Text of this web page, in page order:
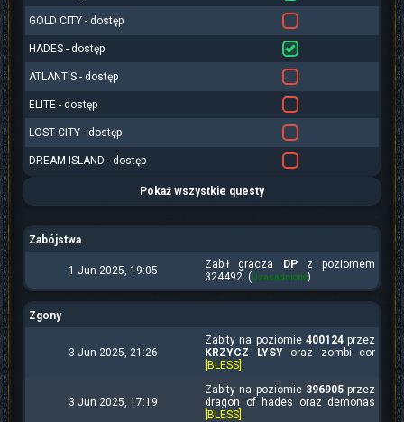
GOLD CITY - dostęp
HADES - dostęp
ATLANTIS - dostęp
ELITE - dostęp
LOST CITY - dostęp
DREAM ISLAND - dostęp
Pokaż wszystkie questy
Zabójstwa
1 Jun 2025, 19:05 Zabił gracza DPz poziomem
324492. ( Uzasadnione)
Zgony
3 Jun 2025, 21:26
Zabity na poziomie 400124przez
KRZYCZ LYSYoraz zombi cor
[BLESS] .
3 Jun 2025, 17:19
Zabity na poziomie 396905przez
dragon of hades oraz demonas
[BLESS] .